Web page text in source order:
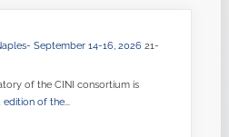
September 14-16, 2026 21-
of the CINI consortium is
edition of the...